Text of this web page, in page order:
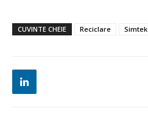
CUVINTE CHEIE Reciclare Simtek